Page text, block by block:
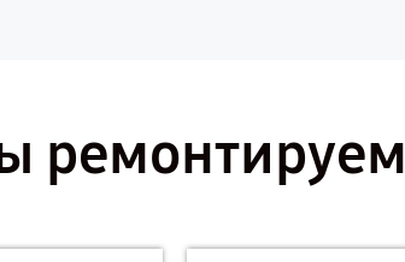
ремонтируем